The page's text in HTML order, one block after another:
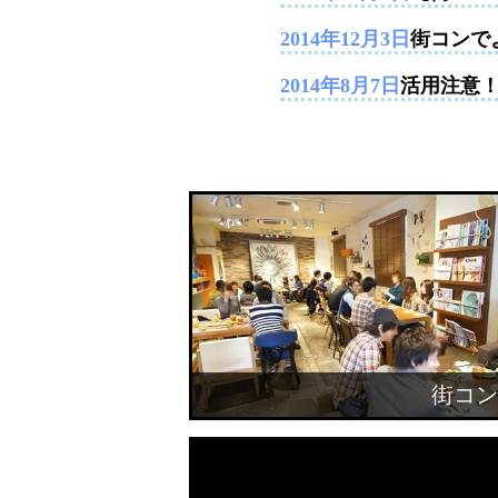
2014年12月3日 街コンで
2014年8月7日 活用注意
街コ